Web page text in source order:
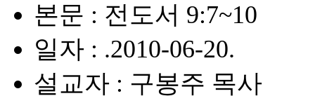
본문 : 전도서 9:7~10
일자 : .2010-06-20.
설교자 : 구봉주 목사